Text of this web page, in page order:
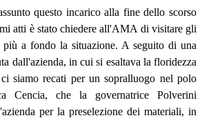
questo incarico alla fine dello scorso
atti è stato chiedere all'AMA di visitare gli
più a fondo la situazione. A seguito di una
dall'azienda, in cui si esaltava la floridezza
siamo recati per un sopralluogo nel polo
Cencia, che la governatrice Polverini
per la preselezione dei materiali, in